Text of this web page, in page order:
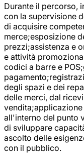
Durante il percorso,
con la supervisione
di acquisire
merce;esposizione
prezzi;assistenza e
e attività
codici a barre e
degli spazi e dei
delle merci, dal
all'interno del punto
di sviluppare
ascolto delle
con il pubblico.